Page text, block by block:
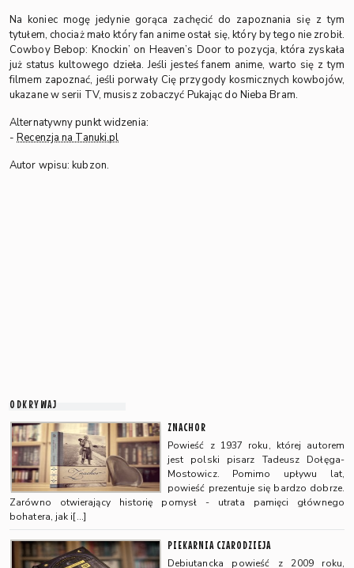
Na koniec mogę jedynie gorąca zachęcić do zapoznania się z tym
tytułem, chociaż mało który fan anime ostał się, który by tego nie zrobił.
Cowboy Bebop: Knockin’ on Heaven’s Door to pozycja, która zyskała
już status kultowego dzieła. Jeśli jesteś fanem anime, warto się z tym
filmem zapoznać, jeśli porwały Cię przygody kosmicznych kowbojów,
ukazane w serii TV, musisz zobaczyć Pukając do Nieba Bram.
Alternatywny punkt widzenia:
-Recenzja na Tanuki.pl
Autor wpisu: kubzon.
ODKRYWAJ
ZNACHOR
Powieść z 1937 roku, której autorem
jest polski pisarz Tadeusz Dołęga-
Mostowicz. Pomimo upływu lat,
powieść prezentuje się bardzo dobrze.
Zarówno otwierający historię pomysł - utrata pamięci głównego
bohatera, jak i[…]
PIEKARNIA CZARODZIEJA
Debiutancka powieść z 2009 roku,